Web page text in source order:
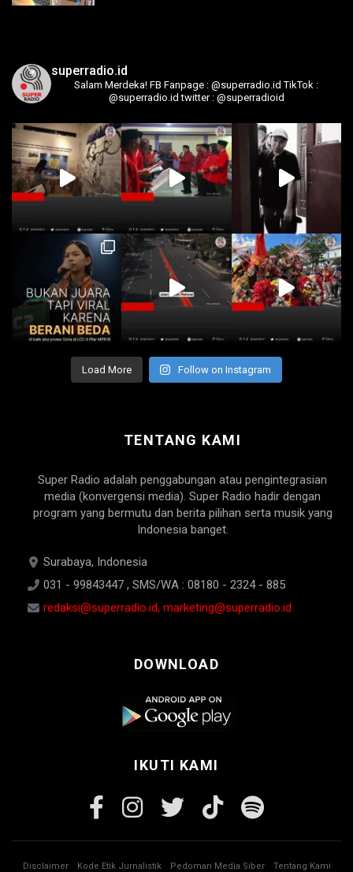
superradio.id
Salam Merdeka! FB Fanpage : @superradio.id TikTok :
@superradio.id twitter : @superradioid
Load More Follow on Instagram
TENTANG KAMI
Super Radio adalah penggabungan atau pengintegrasian
media (konvergensi media). Super Radio hadir dengan
program yang bermutu dan berita pilihan serta musik yang
Indonesia banget.
Surabaya, Indonesia
031 - 99843447 , SMS/WA : 08180 - 2324 - 885
redaksi@superradio.id, marketing@superradio.id
DOWNLOAD
IKUTI KAMI
Disclaimer Kode Etik Jurnalistik Pedoman Media Siber Tentang Kami